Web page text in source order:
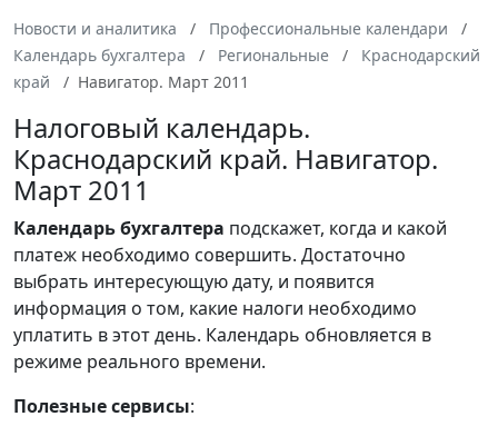
Новости и аналитика
Профессиональные календари
Календарь бухгалтера
Региональные
Краснодарский
край
Навигатор. Март 2011
Налоговый календарь.
Краснодарский край. Навигатор.
Март 2011
Календарьбухгалтера подскажет, когда и какой
платеж необходимо совершить. Достаточно
выбрать интересующую дату, и появится
информация о том, какие налоги необходимо
уплатить в этот день. Календарь обновляется в
режиме реального времени.
Полезные сервисы: